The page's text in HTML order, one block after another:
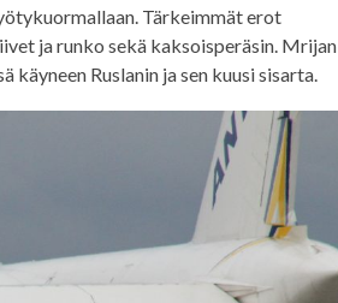
Tärkeimmät erot
ja runko sekä kaksoisperäsin. Mrijan
Ruslanin ja sen kuusi sisarta.